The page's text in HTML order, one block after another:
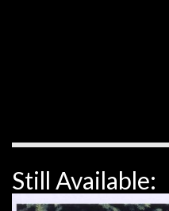
Still Available: